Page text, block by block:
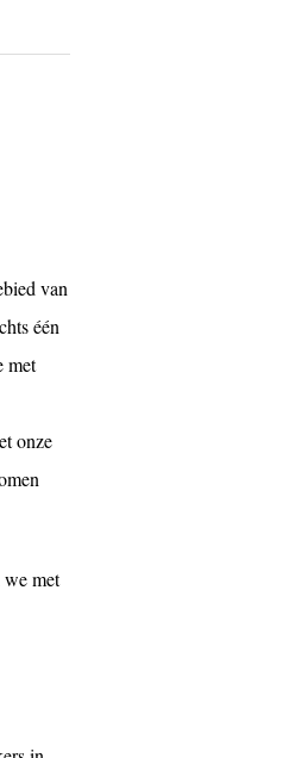
van
één
met
onze
we met